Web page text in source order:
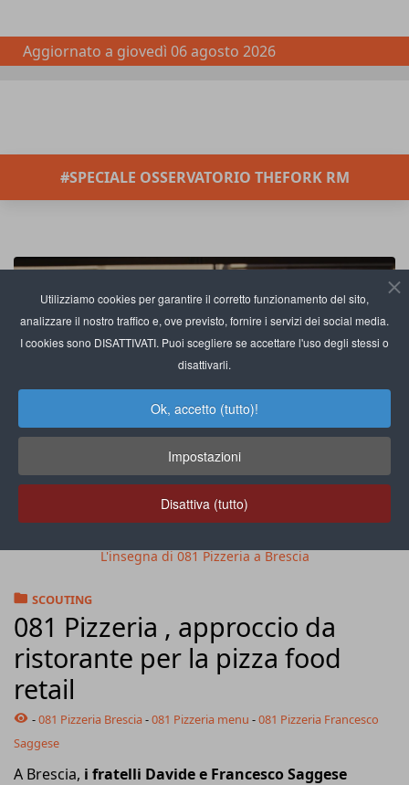
Utilizziamo cookies per garantire il corretto funzionamento del sito,
analizzare il nostro traffico e, ove previsto, fornire i servizi dei social media.
I cookies sono DISATTIVATI. Puoi scegliere se accettare l'uso degli stessi o
disattivarli.
Ok, accetto (tutto)!
Impostazioni
Disattiva (tutto)
Aggiornato a giovedì 06 agosto 2026
#SPECIALE OSSERVATORIO THEFORK RM
L'insegna di 081 Pizzeria a Brescia
SCOUTING
081 Pizzeria , approccio da
ristorante per la pizza food
retail
-081 Pizzeria Brescia -081 Pizzeria menu -081 Pizzeria Francesco
Saggese
A Brescia, i fratelli Davide e Francesco Saggese